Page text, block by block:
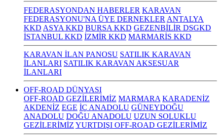
FEDERASYONDAN HABERLER KARAVAN
FEDERASYONU'NA ÜYE DERNEKLER ANTALYA
KKD ASYA KKD BURSA KKD GEZENBİLİR DSGKD
İSTANBUL KKD İZMİR KKD MARMARİS KKD
KARAVAN İLAN PANOSU SATILIK KARAVAN
İLANLARI SATILIK KARAVAN AKSESUAR
İLANLARI
OFF-ROAD DÜNYASI
OFF-ROAD GEZİLERİMİZ MARMARA KARADENİZ
AKDENİZ EGE İÇ ANADOLU GÜNEYDOĞU
ANADOLU DOĞU ANADOLU UZUN SOLUKLU
GEZİLERİMİZ YURTDIŞI OFF-ROAD GEZİLERİMİZ